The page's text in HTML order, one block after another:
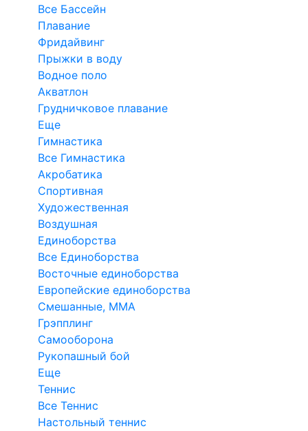
Все Бассейн
Плавание
Фридайвинг
Прыжки в воду
Водное поло
Акватлон
Грудничковое плавание
Еще
Гимнастика
Все Гимнастика
Акробатика
Спортивная
Художественная
Воздушная
Единоборства
Все Единоборства
Восточные единоборства
Европейские единоборства
Смешанные, ММА
Грэпплинг
Самооборона
Рукопашный бой
Еще
Теннис
Все Теннис
Настольный теннис